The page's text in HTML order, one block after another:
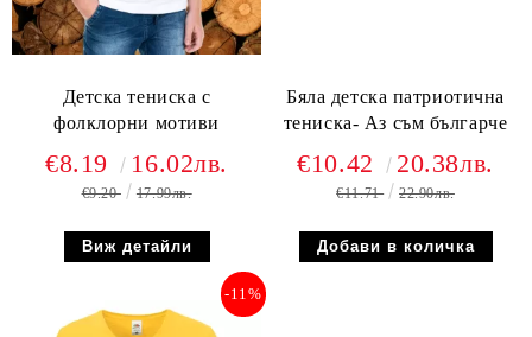
Детска тениска с
фолклорни мотиви
€8.19 16.02лв.
€9.20 17.99лв.
Виж детайли
Бяла детска патриотична
тениска- Аз съм българче
€10.42 20.38лв.
€11.71 22.90лв.
-11%